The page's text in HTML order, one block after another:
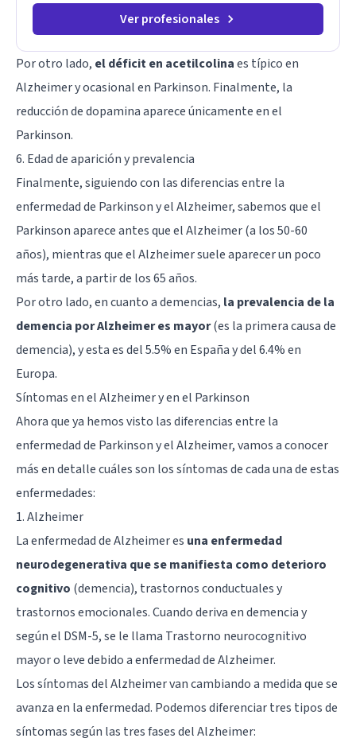
Ver profesionales
Por otro lado, el déficit en acetilcolinaes típico en
Alzheimer y ocasional en Parkinson. Finalmente, la
reducción de dopamina aparece únicamente en el
Parkinson.
6. Edad de aparición y prevalencia
Finalmente, siguiendo con las diferencias entre la
enfermedad de Parkinson y el Alzheimer, sabemos que el
Parkinson aparece antes que el Alzheimer (a los 50-60
años), mientras que el Alzheimer suele aparecer un poco
más tarde, a partir de los 65 años.
Por otro lado, en cuanto a demencias, la prevalencia de la
demencia por Alzheimer es mayor(es la primera causa de
demencia), y esta es del 5.5% en España y del 6.4% en
Europa.
Síntomas en el Alzheimer y en el Parkinson
Ahora que ya hemos visto las diferencias entre la
enfermedad de Parkinson y el Alzheimer, vamos a conocer
más en detalle cuáles son los síntomas de cada una de estas
enfermedades:
1. Alzheimer
La enfermedad de Alzheimer es una enfermedad
neurodegenerativa que se manifiesta como deterioro
cognitivo (demencia), trastornos conductuales y
trastornos emocionales. Cuando deriva en demencia y
según el DSM-5, se le llama Trastorno neurocognitivo
mayor o leve debido a enfermedad de Alzheimer.
Los síntomas del Alzheimer van cambiando a medida que se
avanza en la enfermedad. Podemos diferenciar tres tipos de
síntomas según las tres fases del Alzheimer: